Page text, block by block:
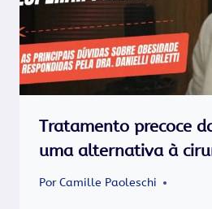
Tratamento precoce
uma alternativa à
PorCamille Paoleschi